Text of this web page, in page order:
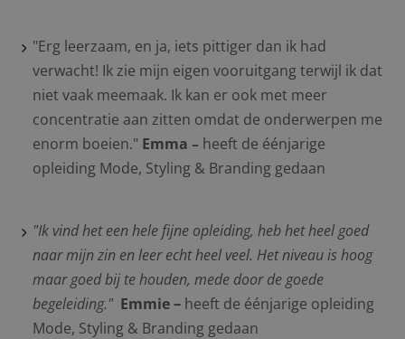
"Erg leerzaam, en ja, iets pittiger dan ik had
verwacht! Ik zie mijn eigen vooruitgang terwijl ik dat
niet vaak meemaak. Ik kan er ook met meer
concentratie aan zitten omdat de onderwerpen me
enorm boeien." Emma – heeft de éénjarige
opleiding Mode, Styling & Branding gedaan
"Ik vind het een hele fijne opleiding, heb het heel goed
naar mijn zin en leer echt heel veel. Het niveau is hoog
maar goed bij te houden, mede door de goede
begeleiding." Emmie– heeft de éénjarige opleiding
Mode, Styling & Branding gedaan